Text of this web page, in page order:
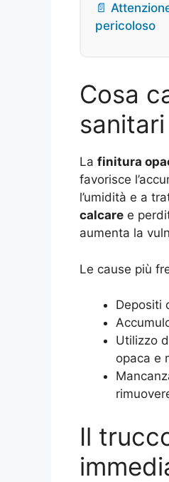
📄
pericoloso
Cosa
La finitura
favorisce
l’umidità e a
calcare e
aumenta la
Le cause più
Depositi
Utilizzo
opaca e
Il